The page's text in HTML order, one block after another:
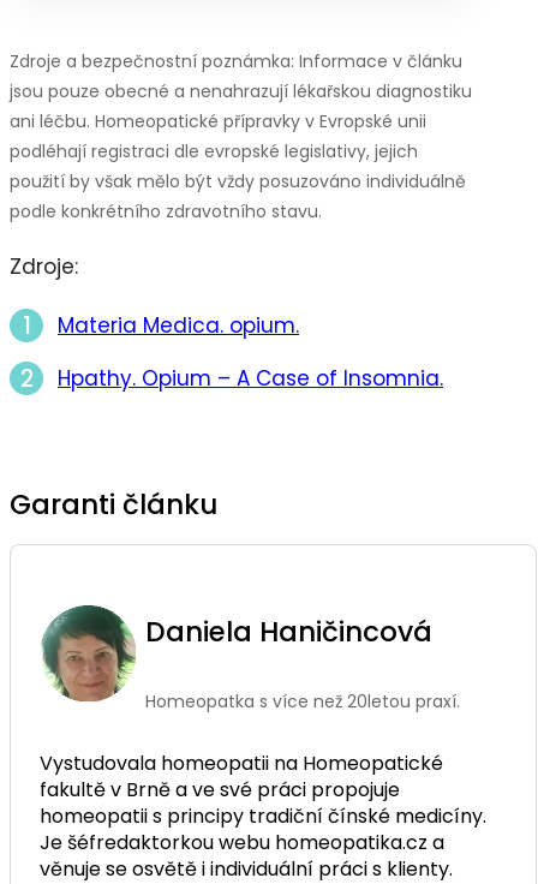
Zdroje a bezpečnostní poznámka: Informace v článku
jsou pouze obecné a nenahrazují lékařskou diagnostiku
ani léčbu. Homeopatické přípravky v Evropské unii
podléhají registraci dle evropské legislativy, jejich
použití by však mělo být vždy posuzováno individuálně
podle konkrétního zdravotního stavu.
Zdroje:
Materia Medica. opium.
Hpathy. Opium – A Case of Insomnia.
Garanti článku
Daniela Haničincová
Homeopatka s více než 20letou praxí.
Vystudovala homeopatii na Homeopatické
fakultě v Brně a ve své práci propojuje
homeopatii s principy tradiční čínské medicíny.
Je šéfredaktorkou webu homeopatika.cz a
věnuje se osvětě i individuální práci s klienty.